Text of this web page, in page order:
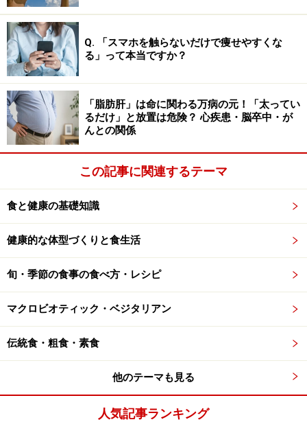
級ブランド牛になると100gで5万円というようなものも
あるそうです。肉厚に切ってもやわらかくおいしいの
で、シャトーブリアンは分厚く切って、ステーキにする
ことが一般的です。
その他は、モモやサーロインなどサシが入りやすくやわ
らかい部位はしゃぶしゃぶやすき焼きに、すねなど筋の
多い部位は煮込みに使うなど、肉の特徴を活かしておい
しく調理をしてください。
牛肉の健康効果・食べ過ぎの注意点
が、牛肉は鉄が多く含まれているので、若干の貧血予防
効果も期待できるでしょう。また、牛肉に関しては部位
ごとにこだわって食べられるおいしさがあり、また高価
で少し特別感もあることから、栄養学的な面というより
精神的な面での充足感が大きいようにも思います。「牛
た経験がある方は少なくないのではないでしょうか？
Q. 「スマホを触らないだけで痩せやすくな
る」って本当ですか？
「脂肪肝」は命に関わる万病の元！「太ってい
るだけ」と放置は危険？ 心疾患・脳卒中・が
んとの関係
この記事に関連するテーマ
食と健康の基礎知識
健康的な体型づくりと食生活
旬・季節の食事の食べ方・レシピ
マクロビオティック・ベジタリアン
伝統食・粗食・素食
他のテーマも見る
人気記事ランキング